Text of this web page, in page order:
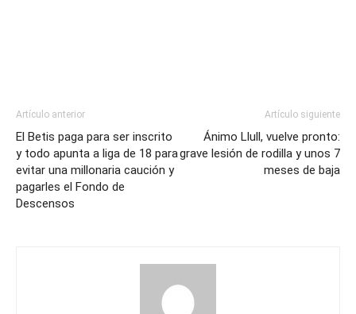
Artículo anterior
El Betis paga para ser inscrito
y todo apunta a liga de 18 para
evitar una millonaria caución y
pagarles el Fondo de
Descensos
Artículo siguiente
Ánimo Llull, vuelve pronto:
grave lesión de rodilla y unos 7
meses de baja